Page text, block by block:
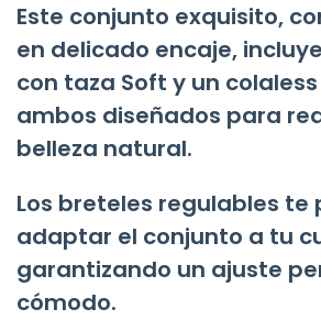
Este conjunto exquisito,
en delicado encaje,
con taza Soft y un
ambos diseñados para
belleza natural.
Los breteles regulables te
adaptar el conjunto a tu
garantizando un ajuste
cómodo.